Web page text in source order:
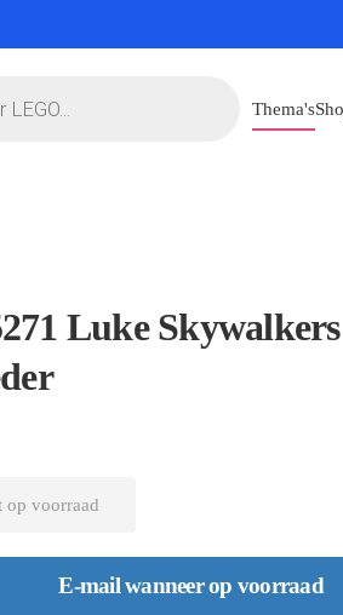
Thema's
Luke Skywalkers
op voorraad
E-mail wanneer op voorraad